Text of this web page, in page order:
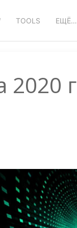
TOOLS ЕЩЁ…
2020 г